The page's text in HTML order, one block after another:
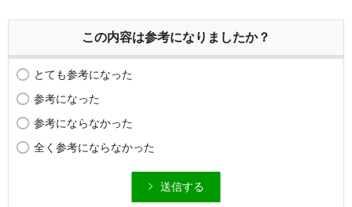
この内容は参考になりましたか？
とても参考になった
参考になった
参考にならなかった
全く参考にならなかった
送信する